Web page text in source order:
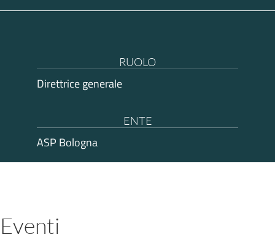
RUOLO
Direttrice generale
ENTE
ASP Bologna
Eventi